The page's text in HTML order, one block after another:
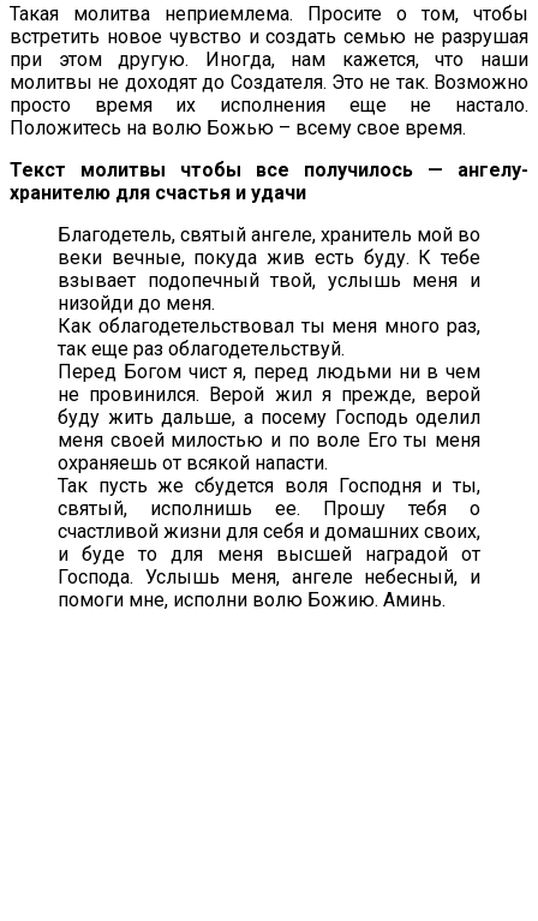
Такая молитва неприемлема. Просите о том, чтобы
встретить новое чувство и создать семью не разрушая
при этом другую. Иногда, нам кажется, что наши
молитвы не доходят до Создателя. Это не так. Возможно
просто время их исполнения еще не настало.
Положитесь на волю Божью – всему свое время.
Текст молитвы чтобы все получилось — ангелу-
хранителю для счастья и удачи
Благодетель, святый ангеле, хранитель мой во
веки вечные, покуда жив есть буду. К тебе
взывает подопечный твой, услышь меня и
низойди до меня.
Как облагодетельствовал ты меня много раз,
так еще раз облагодетельствуй.
Перед Богом чист я, перед людьми ни в чем
не провинился. Верой жил я прежде, верой
буду жить дальше, а посему Господь оделил
меня своей милостью и по воле Его ты меня
охраняешь от всякой напасти.
Так пусть же сбудется воля Господня и ты,
святый, исполнишь ее. Прошу тебя о
счастливой жизни для себя и домашних своих,
и буде то для меня высшей наградой от
Господа. Услышь меня, ангеле небесный, и
помоги мне, исполни волю Божию. Аминь.